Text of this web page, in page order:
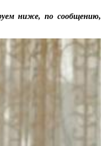
ниже, по сообщению,